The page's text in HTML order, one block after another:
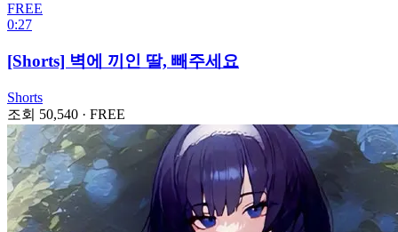
FREE
0:27
[Shorts] 벽에 끼인 딸, 빼주세요
Shorts
조회 50,540 · FREE